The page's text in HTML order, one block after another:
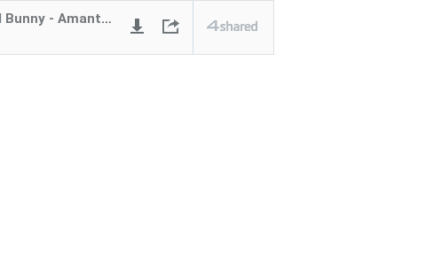
Natti Natasha Ft. Bad Bunny - Amantes De Una Noche